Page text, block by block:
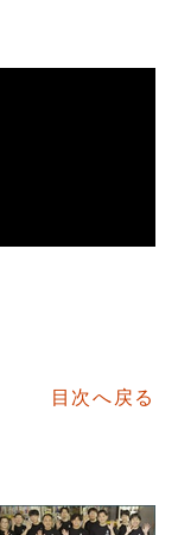
目次へ戻る